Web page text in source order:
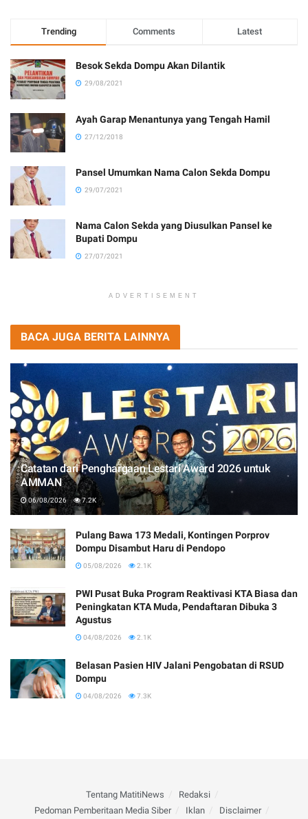
Trending Comments Latest
Besok Sekda Dompu Akan Dilantik
29/08/2021
Ayah Garap Menantunya yang Tengah Hamil
27/12/2018
Pansel Umumkan Nama Calon Sekda Dompu
29/07/2021
Nama Calon Sekda yang Diusulkan Pansel ke
Bupati Dompu
27/07/2021
ADVERTISEMENT
BACA JUGA BERITA LAINNYA
Catatan dari Penghargaan Lestari Award 2026 untuk
AMMAN
06/08/2026 7.2K
Pulang Bawa 173 Medali, Kontingen Porprov
Dompu Disambut Haru di Pendopo
05/08/2026 2.1K
PWI Pusat Buka Program Reaktivasi KTA Biasa dan
Peningkatan KTA Muda, Pendaftaran Dibuka 3
Agustus
04/08/2026 2.1K
Belasan Pasien HIV Jalani Pengobatan di RSUD
Dompu
04/08/2026 7.3K
Tentang MatitiNews
Redaksi
Pedoman Pemberitaan Media Siber
Iklan Disclaimer